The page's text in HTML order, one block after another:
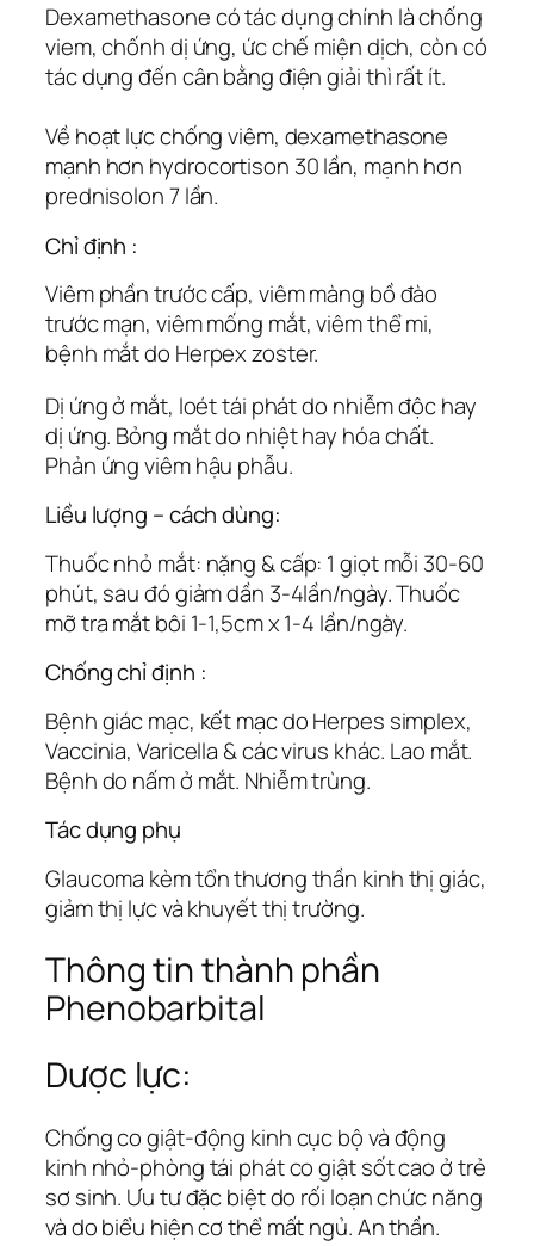
Dexamethasone có tác dụng chính là chống
viem, chốnh dị ứng, ức chế miện dịch, còn có
tác dụng đến cân bằng điện giải thì rất ít.
Về hoạt lực chống viêm, dexamethasone
mạnh hơn hydrocortison 30 lần, mạnh hơn
prednisolon 7 lần.
Chỉ định :
Viêm phần trước cấp, viêm màng bồ đào
trước mạn, viêm mống mắt, viêm thể mi,
bệnh mắt do Herpex zoster.
Dị ứng ở mắt, loét tái phát do nhiễm độc hay
dị ứng. Bỏng mắt do nhiệt hay hóa chất.
Phản ứng viêm hậu phẫu.
Liều lượng – cách dùng:
Thuốc nhỏ mắt: nặng & cấp: 1 giọt mỗi 30-60
phút, sau đó giảm dần 3-4lần/ngày. Thuốc
mỡ tra mắt bôi 1-1,5cm x 1-4 lần/ngày.
Chống chỉ định :
Bệnh giác mạc, kết mạc do Herpes simplex,
Vaccinia, Varicella & các virus khác. Lao mắt.
Bệnh do nấm ở mắt. Nhiễm trùng.
Tác dụng phụ
Glaucoma kèm tổn thương thần kinh thị giác,
giảm thị lực và khuyết thị trường.
Thông tin thành phần
Phenobarbital
Dược lực:
Chống co giật-động kinh cục bộ và động
kinh nhỏ-phòng tái phát co giật sốt cao ở trẻ
sơ sinh. Ưu tư đặc biệt do rối loạn chức năng
và do biểu hiện cơ thể mất ngủ. An thần.